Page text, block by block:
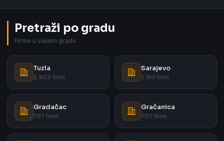
Pretraži po gradu
Firme u vašem gradu
Tuzla
2.903 firmi
Sarajevo
2.841 firmi
Gradačac
737 firmi
Gračanica
707 firmi